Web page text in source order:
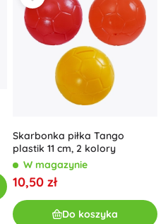
Skarbonka piłka Tango
plastik 11 cm, 2 kolory
W magazynie
10,50 zł
Do koszyka